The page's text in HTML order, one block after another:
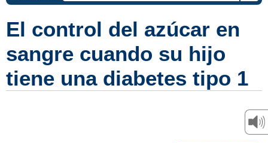
El control del azúcar en
sangre cuando su hijo
tiene una diabetes tipo 1